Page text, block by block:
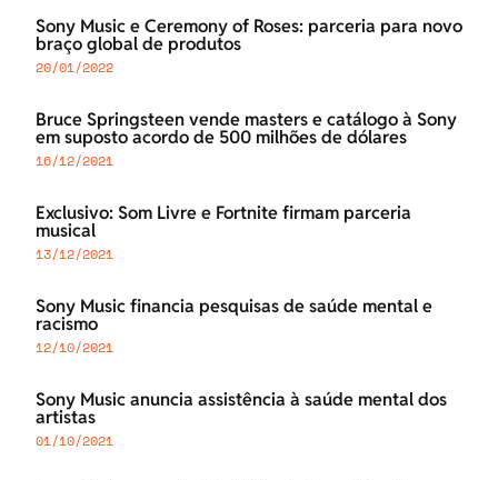
Sony Music e Ceremony of Roses: parceria para novo
braço global de produtos
20/01/2022
Bruce Springsteen vende masters e catálogo à Sony
em suposto acordo de 500 milhões de dólares
16/12/2021
Exclusivo: Som Livre e Fortnite firmam parceria
musical
13/12/2021
Sony Music financia pesquisas de saúde mental e
racismo
12/10/2021
Sony Music anuncia assistência à saúde mental dos
artistas
01/10/2021